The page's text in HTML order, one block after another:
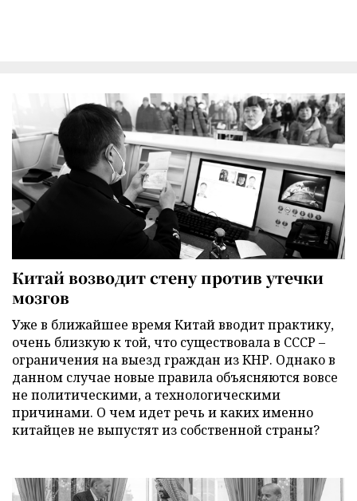
Китай возводит стену против утечки
мозгов
Уже в ближайшее время Китай вводит практику,
очень близкую к той, что существовала в СССР –
ограничения на выезд граждан из КНР. Однако в
данном случае новые правила объясняются вовсе
не политическими, а технологическими
причинами. О чем идет речь и каких именно
китайцев не выпустят из собственной страны?